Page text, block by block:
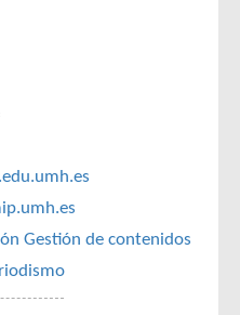
Gestión de contenidos